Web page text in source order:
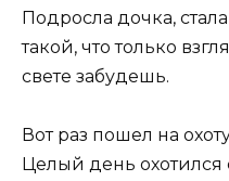
Подросла дочка,
такой, что только
свете забудешь.
Вот раз пошел на
Целый день охотился